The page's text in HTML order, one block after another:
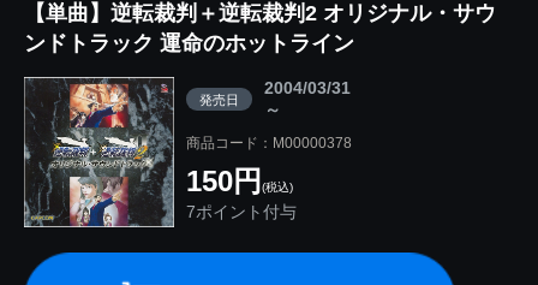
【単曲】逆転裁判＋逆転裁判2 オリジナル・サウ
ンドトラック 運命のホットライン
発売日
2004/03/31
～
商品コード：M00000378
150円 (税込)
7ポイント付与